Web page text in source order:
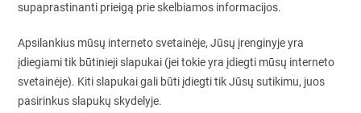
supaprastinanti prieigą prie skelbiamos informacijos.
Apsilankius mūsų interneto svetainėje, Jūsų įrenginyje yra
įdiegiami tik būtinieji slapukai (jei tokie yra įdiegti mūsų interneto
svetainėje). Kiti slapukai gali būti įdiegti tik Jūsų sutikimu, juos
pasirinkus slapukų skydelyje.